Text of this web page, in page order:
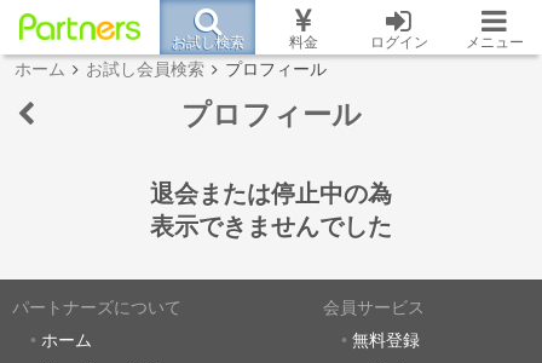
お試し検索 料金 ログイン メニュー
ホーム お試し会員検索 プロフィール
プロフィール
退会または停止中の為
表示できませんでした
パートナーズについて
ホーム
会員サービス
無料登録